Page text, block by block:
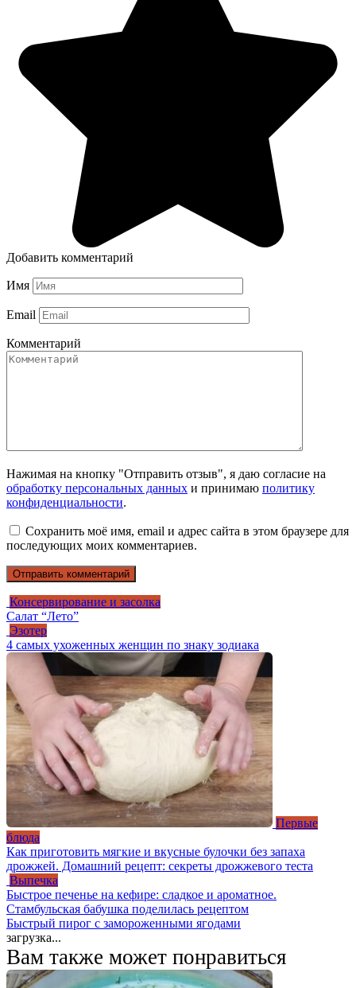
Добавить комментарий
Имя
Email
Комментарий
Нажимая на кнопку "Отправить отзыв", я даю согласие на
обработку персональных данных и принимаю политику
конфиденциальности.
Сохранить моё имя, email и адрес сайта в этом браузере для
последующих моих комментариев.
Консервирование и засолка
Салат “Лето”
Эзотер
4 самых ухоженных женщин по знаку зодиака
Первые
блюда
Как приготовить мягкие и вкусные булочки без запаха
дрожжей. Домашний рецепт: секреты дрожжевого теста
Выпечка
Быстрое печенье на кефире: сладкое и ароматное.
Стамбульская бабушка поделилась рецептом
Быстрый пирог с замороженными ягодами
загрузка...
Вам также может понравиться